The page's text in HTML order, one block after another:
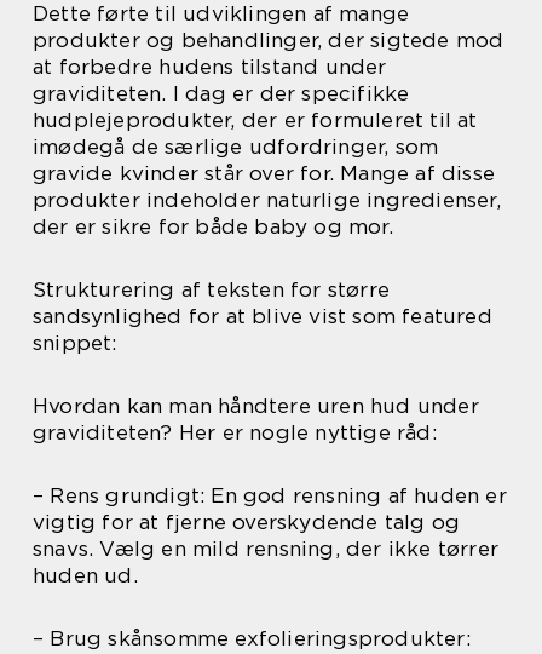
Dette førte til udviklingen af mange
produkter og behandlinger, der sigtede mod
at forbedre hudens tilstand under
graviditeten. I dag er der specifikke
hudplejeprodukter, der er formuleret til at
imødegå de særlige udfordringer, som
gravide kvinder står over for. Mange af disse
produkter indeholder naturlige ingredienser,
der er sikre for både baby og mor.
Strukturering af teksten for større
sandsynlighed for at blive vist som featured
snippet:
Hvordan kan man håndtere uren hud under
graviditeten? Her er nogle nyttige råd:
– Rens grundigt: En god rensning af huden er
vigtig for at fjerne overskydende talg og
snavs. Vælg en mild rensning, der ikke tørrer
huden ud.
– Brug skånsomme exfolieringsprodukter: